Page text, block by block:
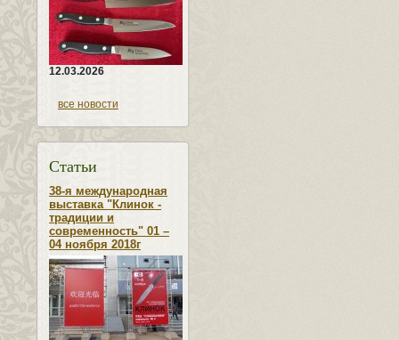
12.03.2026
все новости
Статьи
38-я международная
выставка "Клинок -
традиции и
современность" 01 –
04 ноября 2018г